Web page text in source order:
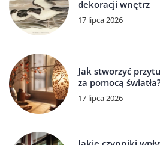
dekoracji wnętrz
17 lipca 2026
Jak stworzyć
za pomocą
17 lipca 2026